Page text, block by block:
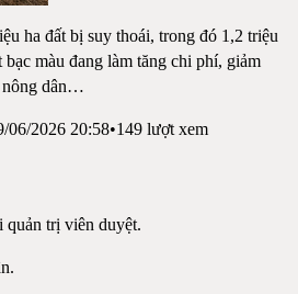
ha đất bị suy thoái, trong đó 1,2 triệu
màu đang làm tăng chi phí, giảm
dân…
06/2026 20:58•149 lượt xem
quản trị viên duyệt.